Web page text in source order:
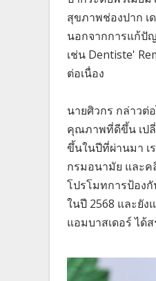
สุขภาพช่องปาก เ
นอกจากการแก้ปั
เช่น Dentiste'
ต่อเนื่อง
นายศิวกร กล่าวต่
คุณภาพที่ดีขึ้น เปลี่
ขึ้นในปีที่ผ่านมา
กรมอนามัย และค
โปรโมทการป้อง
ในปี 2568 และยั
แอมบาสเดอร์ ได้